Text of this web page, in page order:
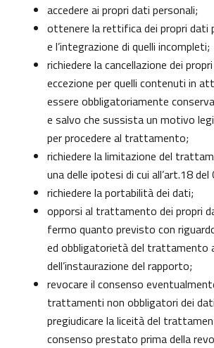
accedere ai propri dati personali;
ottenere la rettifica dei propri dati
e l’integrazione di quelli incompleti;
richiedere la cancellazione dei
eccezione per quelli contenuti in
essere obbligatoriamente
e salvo che sussista un motivo
per procedere al trattamento;
richiedere la limitazione del
una delle ipotesi di cui all’art.18 del
richiedere la portabilità dei dati;
opporsi al trattamento dei propri
fermo quanto previsto con
ed obbligatorietà del trattamento
dell’instaurazione del rapporto;
revocare il consenso
trattamenti non obbligatori dei
pregiudicare la liceità del
consenso prestato prima della